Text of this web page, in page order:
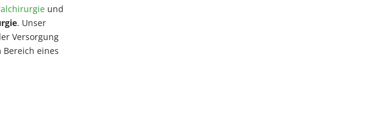
und
. Unser
Versorgung
Bereich eines